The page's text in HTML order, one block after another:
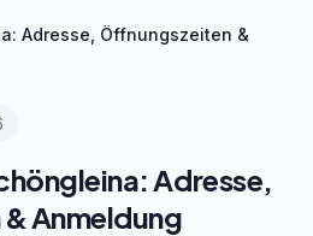
Adresse, Öffnungszeiten &
Adresse,
Anmeldung